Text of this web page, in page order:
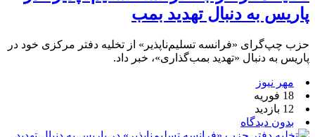
پاریس به دنبال تهدید بمب
حزب چپ‌گرای «فرانسه تسلیم‌ناپذیر» از تخلیه دفتر مرکزی خود در
پاریس به دنبال «تهدید بمب‌گذاری»، خبر داد.
مهر نیوز
18 فوریه
12 بازدید
بدون دیدگاه